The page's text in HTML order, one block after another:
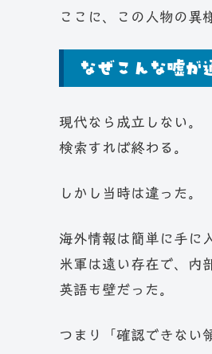
ここに、この人物の異
なぜこんな嘘が
現代なら成立しない。
検索すれば終わる。
しかし当時は違った。
海外情報は簡単に手に
米軍は遠い存在で、内
英語も壁だった。
つまり「確認できない